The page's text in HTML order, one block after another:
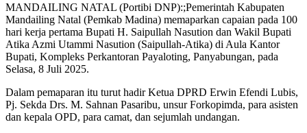
MANDAILING NATAL (Portibi DNP):;Pemerintah Kabupaten
Mandailing Natal (Pemkab Madina) memaparkan capaian pada 100
hari kerja pertama Bupati H. Saipullah Nasution dan Wakil Bupati
Atika Azmi Utammi Nasution (Saipullah-Atika) di Aula Kantor
Bupati, Kompleks Perkantoran Payaloting, Panyabungan, pada
Selasa, 8 Juli 2025.
Dalam pemaparan itu turut hadir Ketua DPRD Erwin Efendi Lubis,
Pj. Sekda Drs. M. Sahnan Pasaribu, unsur Forkopimda, para asisten
dan kepala OPD, para camat, dan sejumlah undangan.